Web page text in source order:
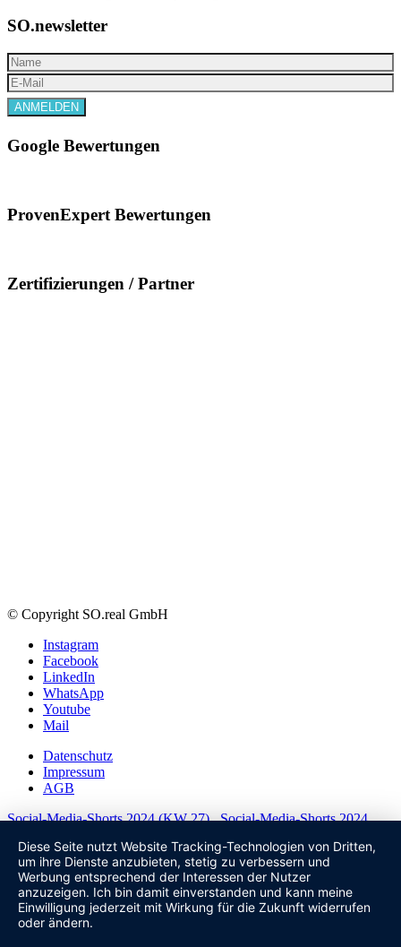
SO.newsletter
Google Bewertungen
ProvenExpert Bewertungen
Zertifizierungen / Partner
© Copyright SO.real GmbH
Instagram
Facebook
LinkedIn
WhatsApp
Youtube
Mail
Datenschutz
Impressum
AGB
Social-Media-Shorts 2024 (KW 27)
Social-Media-Shorts 2024
Nach oben scrollen
Diese Seite nutzt Website Tracking-Technologien von Dritten,
um ihre Dienste anzubieten, stetig zu verbessern und
Werbung entsprechend der Interessen der Nutzer
anzuzeigen. Ich bin damit einverstanden und kann meine
Einwilligung jederzeit mit Wirkung für die Zukunft widerrufen
oder ändern.